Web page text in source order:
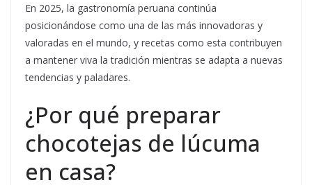
En 2025, la gastronomía peruana continúa
posicionándose como una de las más innovadoras y
valoradas en el mundo, y recetas como esta contribuyen
a mantener viva la tradición mientras se adapta a nuevas
tendencias y paladares.
¿Por qué preparar
chocotejas de lúcuma
en casa?